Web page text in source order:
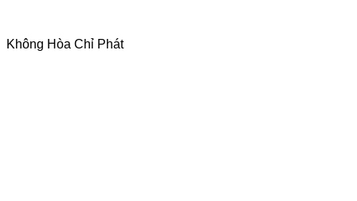
Không Hòa Chỉ Phát